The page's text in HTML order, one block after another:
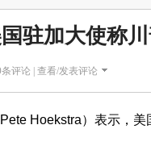
驻加大使称
条评论 | 查看/发表评论
Hoekstra）表示，